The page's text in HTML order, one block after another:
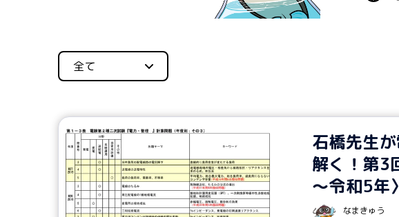
全て
石橋先生
解く！第3
～令和5年
なまきゅう